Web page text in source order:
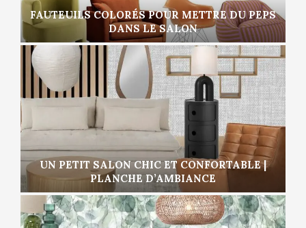
FAUTEUILS COLORÉS POUR METTRE DU PEPS
DANS LE SALON
UN PETIT SALON CHIC ET CONFORTABLE |
PLANCHE D’AMBIANCE